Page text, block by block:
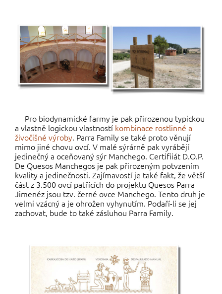
Pro biodynamické farmy je pak přirozenou typickou
a vlastně logickou vlastností kombinace rostlinné a
živočišné výroby. Parra Family se také proto věnují
mimo jiné chovu ovcí. V malé sýrárně pak vyrábějí
jedinečný a oceňovaný sýr Manchego. Certifiiát D.O.P.
De Quesos Manchegos je pak přirozeným potvzením
kvality a jedinečnosti. Zajímavostí je také fakt, že větší
část z 3.500 ovcí patřících do projektu Quesos Parra
Jimenéz jsou tzv. černé ovce Manchego. Tento druh je
velmi vzácný a je ohrožen vyhynutím. Podaří-li se jej
zachovat, bude to také zásluhou Parra Family.